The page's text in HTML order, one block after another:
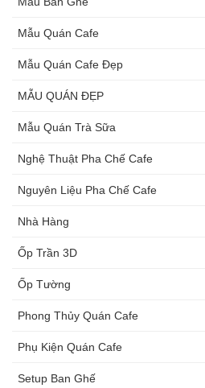
Mẫu Quán Cafe
Mẫu Quán Cafe Đẹp
MẪU QUÁN ĐẸP
Mẫu Quán Trà Sữa
Nghệ Thuật Pha Chế Cafe
Nguyên Liệu Pha Chế Cafe
Nhà Hàng
Ốp Trần 3D
Ốp Tường
Phong Thủy Quán Cafe
Phụ Kiện Quán Cafe
Setup Ban Ghế